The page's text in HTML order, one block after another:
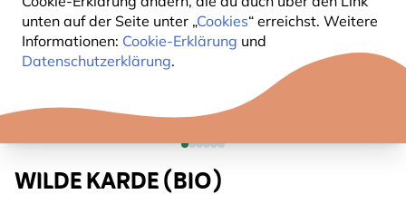
unten auf der Seite unter „Cookies“ erreichst. Weitere
Informationen: Cookie-Erklärung und
Datenschutzerklärung.
WILDE KARDE (BIO)